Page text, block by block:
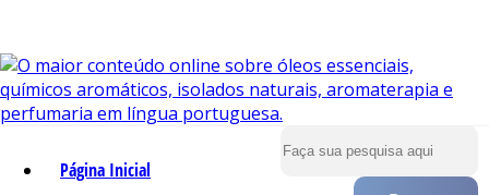
Página Inicial